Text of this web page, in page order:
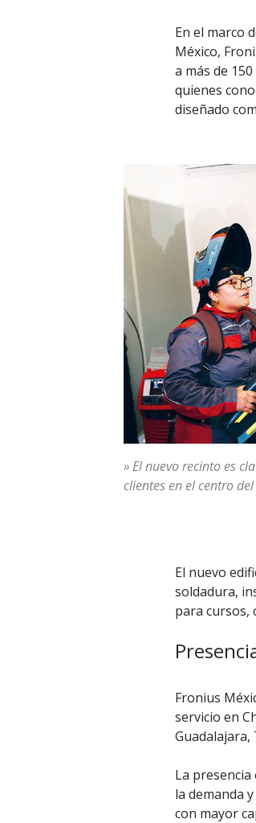
En el marco
México,
a más de
quienes
diseñado
» El nuevo recinto es
clientes en el centro del
El nuevo
soldadura,
para cursos,
Fronius
servicio en
Guadalajara,
La
la demanda
con mayor